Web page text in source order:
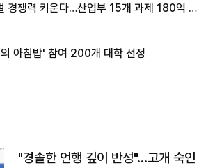
경쟁력 키운다…산업부 15개 과제 180억 지
아침밥' 참여 200개 대학 선정
"경솔한 언행 깊이 반성"…고개 숙인